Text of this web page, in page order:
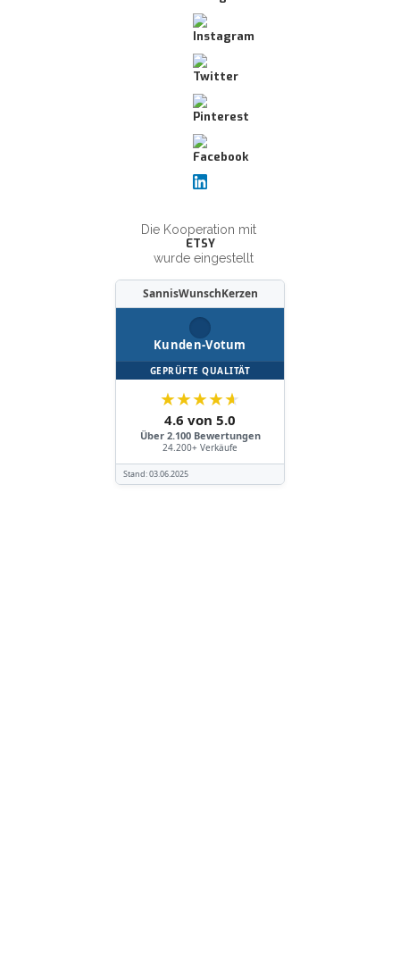
Die Kooperation mit
ETSY
wurde eingestellt
SannisWunschKerzen
Kunden-Votum
GEPRÜFTE QUALITÄT
★★★★★
4.6 von 5.0
Über 2.100 Bewertungen
24.200+ Verkäufe
Stand:03.06.2025